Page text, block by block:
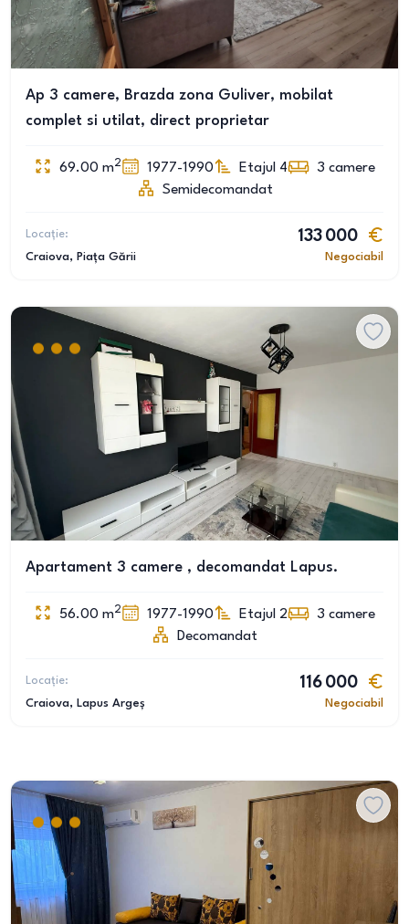
Ap 3 camere, Brazda zona Guliver, mobilat
complet si utilat, direct proprietar
69.00 m2 1977-1990 Etajul 4 3 camere
Semidecomandat
Locație:
Craiova, Piața Gării
133 000
Negociabil
Apartament 3 camere , decomandat Lapus.
56.00 m2 1977-1990 Etajul 2 3 camere
Decomandat
Locație:
Craiova, Lapus Argeș
116 000
Negociabil